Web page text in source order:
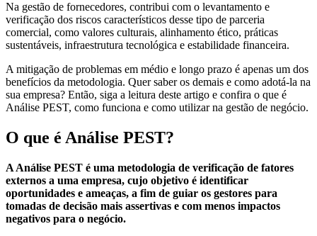
Na gestão de fornecedores, contribui com o levantamento e
verificação dos riscos característicos desse tipo de parceria
comercial, como valores culturais, alinhamento ético, práticas
sustentáveis, infraestrutura tecnológica e estabilidade financeira.
A mitigação de problemas em médio e longo prazo é apenas um dos
benefícios da metodologia. Quer saber os demais e como adotá-la na
sua empresa? Então, siga a leitura deste artigo e confira o que é
Análise PEST, como funciona e como utilizar na gestão de negócio.
O que é Análise PEST?
A Análise PEST é uma metodologia de verificação de fatores
externos a uma empresa, cujo objetivo é identificar
oportunidades e ameaças, a fim de guiar os gestores para
tomadas de decisão mais assertivas e com menos impactos
negativos para o negócio.